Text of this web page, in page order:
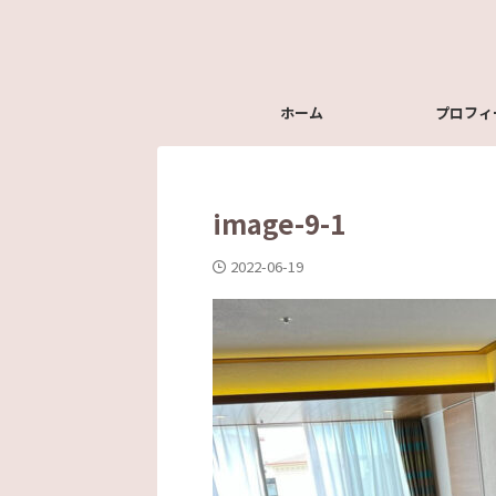
ホーム プロフ
image-9-1
2022-06-19